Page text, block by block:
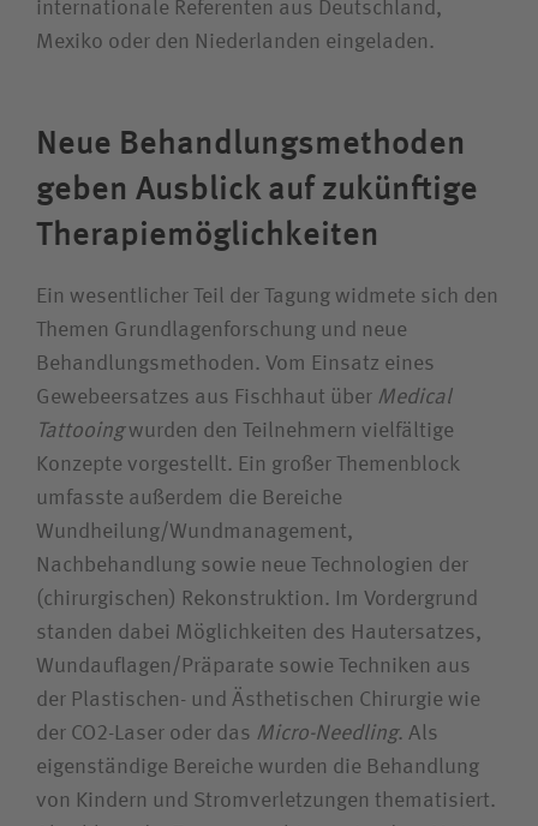
internationale Referenten aus Deutschland,
Mexiko oder den Niederlanden eingeladen.
Neue Behandlungs­methoden
geben Ausblick auf zukünftige
Therapie­möglichkeiten
Ein wesentlicher Teil der Tagung widmete sich den
Themen Grundlagenforschung und neue
Behandlungsmethoden. Vom Einsatz eines
Gewebeersatzes aus Fischhaut über Medical
Tattooingwurden den Teilnehmern vielfältige
Konzepte vorgestellt. Ein großer Themenblock
umfasste außerdem die Bereiche
Wundheilung/Wundmanagement,
Nachbehandlung sowie neue Technologien der
(chirurgischen) Rekonstruktion. Im Vordergrund
standen dabei Möglichkeiten des Hautersatzes,
Wundauflagen/Präparate sowie Techniken aus
der Plastischen- und Ästhetischen Chirurgie wie
der CO2-Laser oder das Micro-Needling. Als
eigenständige Bereiche wurden die Behandlung
von Kindern und Stromverletzungen thematisiert.